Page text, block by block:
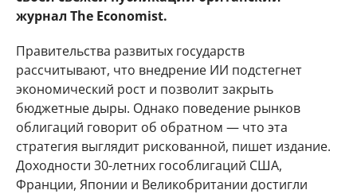
журнал The Economist.
Правительства развитых государств
рассчитывают, что внедрение ИИ подстегнет
экономический рост и позволит закрыть
бюджетные дыры. Однако поведение рынков
облигаций говорит об обратном — что эта
стратегия выглядит рискованной, пишет издание.
Доходности 30-летних гособлигаций США,
Франции, Японии и Великобритании достигли